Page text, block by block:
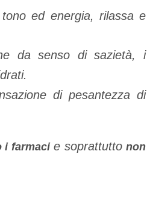
ed energia, rilassa e
da senso di sazietà, i
di pesantezza di
i farmacie soprattuttonon